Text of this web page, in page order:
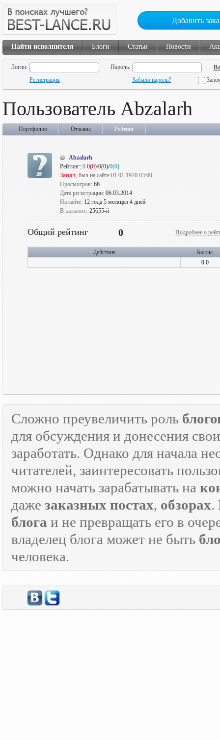
Добавить
Найти исполнителя Блоги Статьи Новости
Логин:
Пароль:
Регистрация
Забыли пароль?
Пользователь Abzalarh
Портфолио Отзывы Рейтинг
Abzalarh
Рейтинг: 0 0(0)/0(0)/0(0)
Занят, был на сайте 01.01.1970 03:00
Просмотров: 66
Дата регистрации: 06.03.2014
На сайте: 12 года 5 месяцев 4 дней
В каталоге: 25655-й
Общий рейтинг 0 Подробнее о
Действие
Баллы
0.0
Сложно преувеличить роль
для обсуждения и донесения
заработать. Однако для начала
читателей, заинтересовать
можно начать зарабатывать на
даже заказных постах, обзорах.
блога и не превращать его в
владелец блога может не быть
человека.